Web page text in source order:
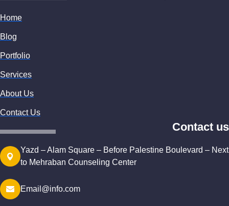
Home
Blog
Portfolio
Services
About Us
Contact Us
Contact us
Yazd – Alam Square – Before Palestine Boulevard – Next
to Mehraban Counseling Center
Email@info.com